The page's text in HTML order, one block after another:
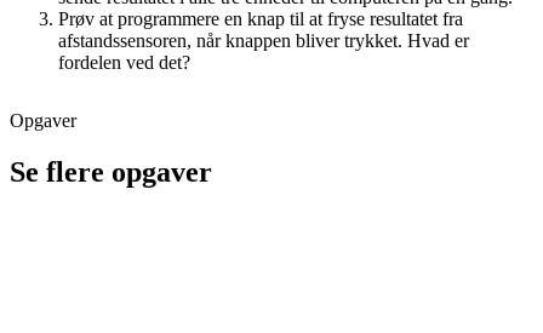
Prøv at programmere en knap til at fryse resultatet fra
afstandssensoren, når knappen bliver trykket. Hvad er
fordelen ved det?
Opgaver
Se flere opgaver